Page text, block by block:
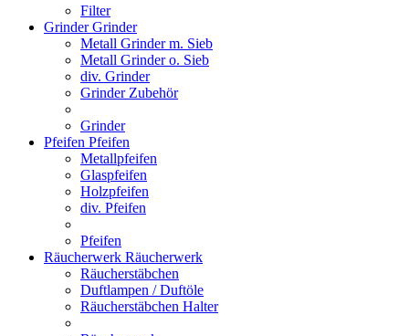
Filter
GrinderGrinder
Metall Grinder m. Sieb
Metall Grinder o. Sieb
div. Grinder
Grinder Zubehör
Grinder
Pfeifen Pfeifen
Metallpfeifen
Glaspfeifen
Holzpfeifen
div. Pfeifen
Pfeifen
Räucherwerk Räucherwerk
Räucherstäbchen
Duftlampen / Duftöle
Räucherstäbchen Halter